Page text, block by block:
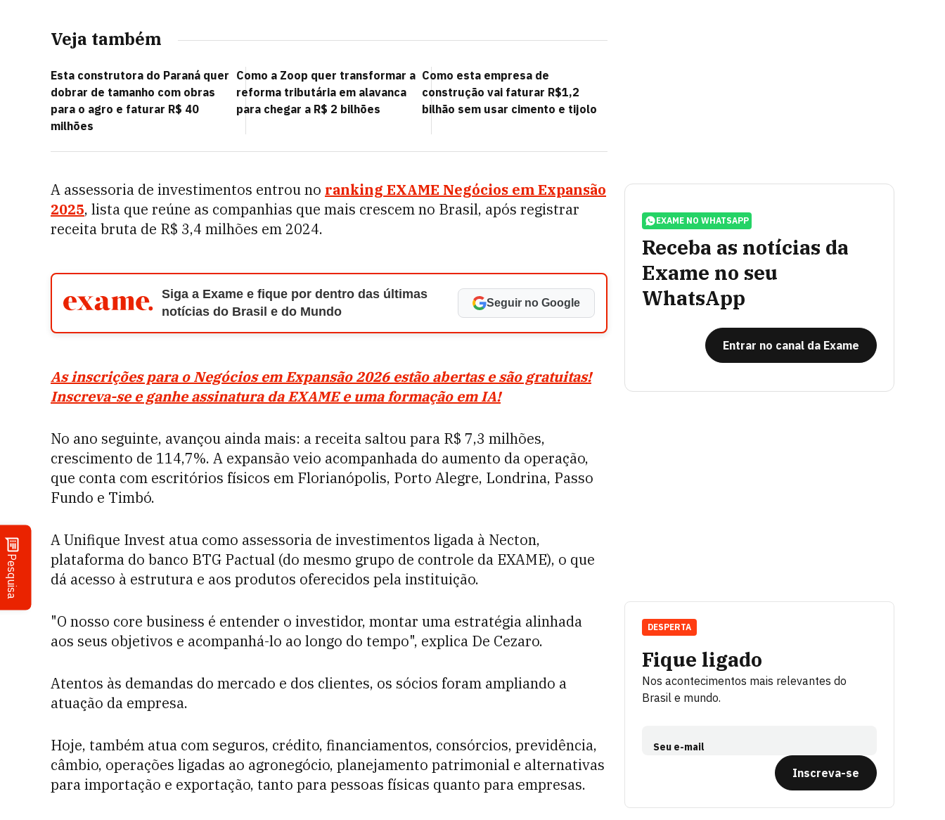
Pesquisa
Veja também
Esta construtora do Paraná quer
dobrar de tamanho com obras
para o agro e faturar R$ 40
milhões
Como a Zoop quer transformar a
reforma tributária em alavanca
para chegar a R$ 2 bilhões
Como esta empresa de
construção vai faturar R$1,2
bilhão sem usar cimento e tijolo
A assessoria de investimentos entrou no ranking EXAME Negócios em Expansão
2025, lista que reúne as companhias que mais crescem no Brasil, após registrar
receita bruta de R$ 3,4 milhões em 2024.
Siga a Exame e fique por dentro das últimas
notícias do Brasil e do Mundo
Seguir no Google
As inscrições para o Negócios em Expansão 2026 estão abertas e são gratuitas!
Inscreva-se e ganhe assinatura da EXAME e uma formação em IA!
No ano seguinte, avançou ainda mais: a receita saltou para R$ 7,3 milhões,
crescimento de 114,7%. A expansão veio acompanhada do aumento da operação,
que conta com escritórios físicos em Florianópolis, Porto Alegre, Londrina, Passo
Fundo e Timbó.
A Unifique Invest atua como assessoria de investimentos ligada à Necton,
plataforma do banco BTG Pactual (do mesmo grupo de controle da EXAME), o que
dá acesso à estrutura e aos produtos oferecidos pela instituição.
"O nosso core business é entender o investidor, montar uma estratégia alinhada
aos seus objetivos e acompanhá-lo ao longo do tempo", explica De Cezaro.
Atentos às demandas do mercado e dos clientes, os sócios foram ampliando a
atuação da empresa.
Hoje, também atua com seguros, crédito, financiamentos, consórcios, previdência,
câmbio, operações ligadas ao agronegócio, planejamento patrimonial e alternativas
para importação e exportação, tanto para pessoas físicas quanto para empresas.
EXAME NO WHATSAPP
Receba as notícias da
Exame no seu
WhatsApp
Entrar no canal da Exame
Fique ligado
Nos acontecimentos mais relevantes do
Brasil e mundo.
Seu e-mail
Inscreva-se
DESPERTA